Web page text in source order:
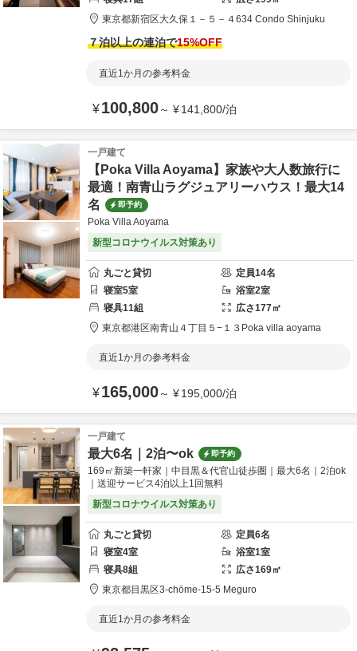
東京都新宿区大久保１－５－４634 Condo Shinjuku
７泊以上の連泊で15%OFF
直近1か月の参考料金
¥100,800～ ¥141,800/泊
一戸建て
【Poka Villa Aoyama】家族や大人数旅行に
最適！南青山ラグジュアリーハウス！最大14
名
即予約
Poka Villa Aoyama
新型コロナウイルス対策あり
丸ごと貸切 定員14名
寝室5室 浴室2室
寝具11組 広さ177㎡
東京都港区南青山４丁目５−１３ Poka villa aoyama
直近1か月の参考料金
¥165,000～ ¥195,000/泊
一戸建て
最大6名｜2泊〜ok 即予約
169㎡新築一軒家｜中目黒＆代官山徒歩圏｜最大6名｜2泊ok
｜送迎サービス4泊以上1回無料
新型コロナウイルス対策あり
丸ごと貸切 定員6名
寝室4室 浴室1室
寝具8組 広さ169㎡
東京都目黒区3-chōme-15-5 Meguro
直近1か月の参考料金